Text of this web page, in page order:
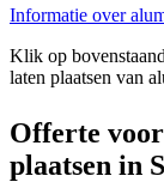
Informatie over
Klik op
laten plaatsen van
Offerte
plaatsen in